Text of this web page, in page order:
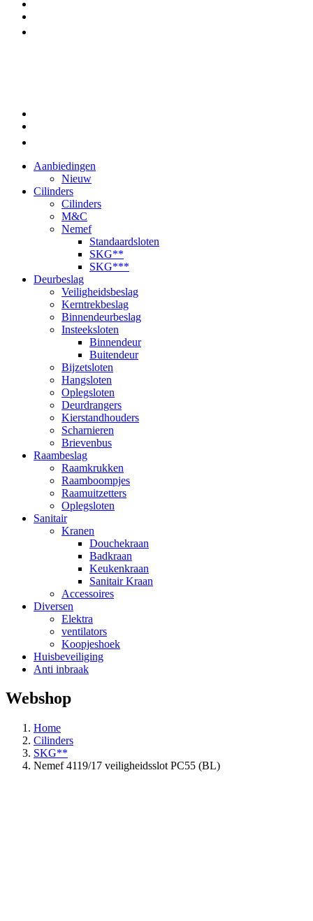
Aanbiedingen
Nieuw
Cilinders
Cilinders
M&C
Nemef
Standaardsloten
SKG**
SKG***
Deurbeslag
Veiligheidsbeslag
Kerntrekbeslag
Binnendeurbeslag
Insteeksloten
Binnendeur
Buitendeur
Bijzetsloten
Hangsloten
Oplegsloten
Deurdrangers
Kierstandhouders
Scharnieren
Brievenbus
Raambeslag
Raamkrukken
Raamboompjes
Raamuitzetters
Oplegsloten
Sanitair
Kranen
Douchekraan
Badkraan
Keukenkraan
Sanitair Kraan
Accessoires
Diversen
Elektra
ventilators
Koopjeshoek
Huisbeveiliging
Anti inbraak
Webshop
Home
Cilinders
SKG**
Nemef 4119/17 veiligheidsslot PC55 (BL)